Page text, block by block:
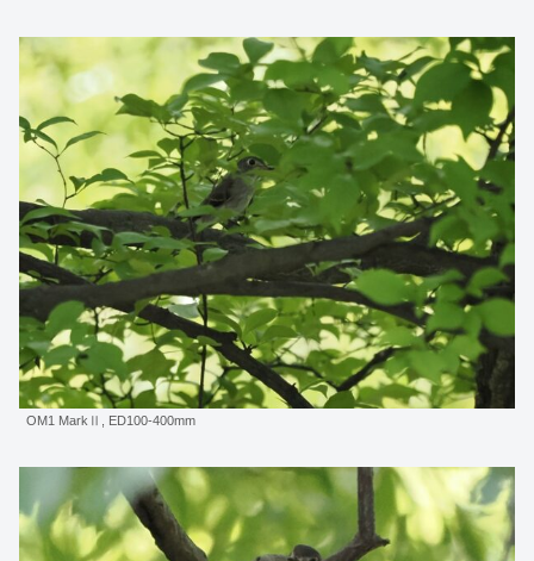
OM1 MarkⅡ, ED100-400mm